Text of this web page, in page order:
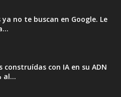
no te buscan en Google. Le
construídas con IA en su ADN
al...